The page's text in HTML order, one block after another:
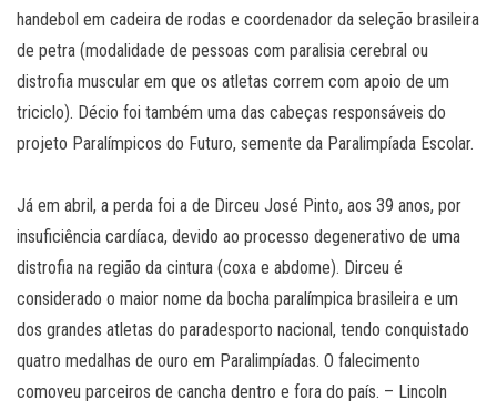
handebol em cadeira de rodas e coordenador da seleção brasileira
de petra (modalidade de pessoas com paralisia cerebral ou
distrofia muscular em que os atletas correm com apoio de um
triciclo). Décio foi também uma das cabeças responsáveis do
projeto Paralímpicos do Futuro, semente da Paralimpíada Escolar.
Já em abril, a perda foi a de Dirceu José Pinto, aos 39 anos, por
insuficiência cardíaca, devido ao processo degenerativo de uma
distrofia na região da cintura (coxa e abdome). Dirceu é
considerado o maior nome da bocha paralímpica brasileira e um
dos grandes atletas do paradesporto nacional, tendo conquistado
quatro medalhas de ouro em Paralimpíadas. O falecimento
comoveu parceiros de cancha dentro e fora do país. – Lincoln